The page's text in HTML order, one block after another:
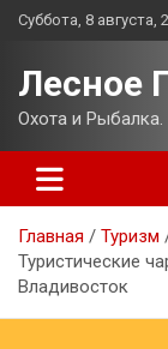
Перейти
Суббота, 8 августа,
Лесное
Охота и Рыбалка.
Главная
Туризм
Туристические
Владивосток